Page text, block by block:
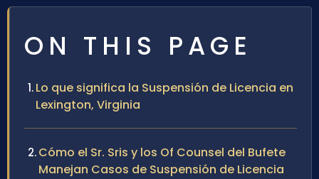
ON THIS PAGE
Lo que significa la Suspensión de Licencia en
Lexington, Virginia
Cómo el Sr. Sris y los Of Counsel del Bufete
Manejan Casos de Suspensión de Licencia